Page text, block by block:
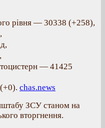
рівня — 30338 (+258),
— 41425
chas.news
ЗСУ станом на
вторгнення.